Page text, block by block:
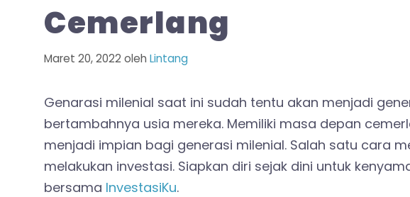
Cemerlang
Maret 20, 2022 oleh Lintang
Genarasi milenial saat ini sudah tentu akan menjadi
bertambahnya usia mereka. Memiliki masa depan
menjadi impian bagi generasi milenial. Salah satu cara
melakukan investasi. Siapkan diri sejak dini untuk
bersama InvestasiKu.